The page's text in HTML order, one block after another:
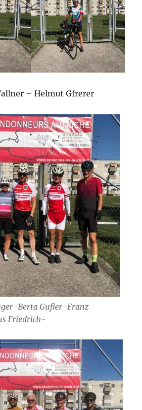
– Helmut Gfrerer
Berta Gufler-Franz
Friedrich-